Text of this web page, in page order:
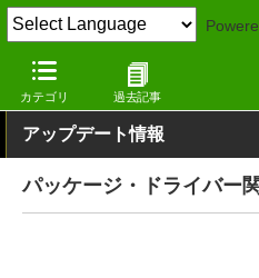
カテゴリ 過去記事
窓の杜 その他の話題
アップデート情報
パッケージ・ドライバー